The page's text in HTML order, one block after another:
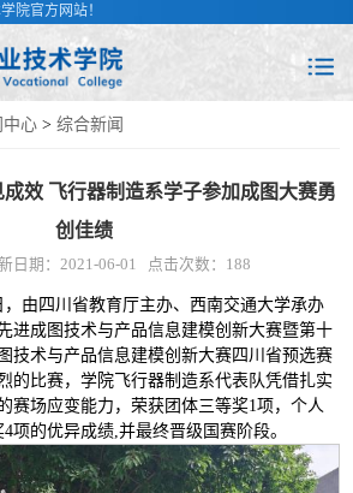
院官方网站！
中心 >综合新闻
效 飞行器制造系学子参加成图大赛勇
创佳绩
日期：2021-06-01 点击次数： 188
，由四川省教育厅主办、西南交通大学承办
进成图技术与产品信息建模创新大赛暨第十
技术与产品信息建模创新大赛四川省预选赛
的比赛，学院飞行器制造系代表队凭借扎实
赛场应变能力，荣获团体三等奖1项，个人
项的优异成绩,并最终晋级国赛阶段。